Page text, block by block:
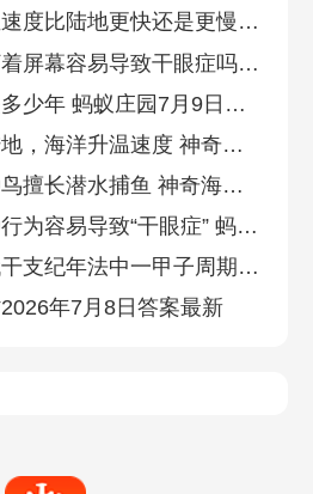
3日题一 7月2日题二
1日题二 7月1日题一
海洋升温速度比陆地更快还是更慢 神奇海洋7月8日答案最新
长时间盯着屏幕容易导致干眼症吗 蚂蚁庄园7月9日答案最新
一甲子是多少年 蚂蚁庄园7月9日答案
相对于陆地，海洋升温速度 神奇海洋7月8日答案
以下哪种鸟擅长潜水捕鱼 神奇海洋7月7日答案
以下哪种行为容易导致“干眼症” 蚂蚁庄园7月9日答案早知道
中国古代干支纪年法中一甲子周期是多少年 蚂蚁庄园7月9日答案早知道
年7月8日答案最新